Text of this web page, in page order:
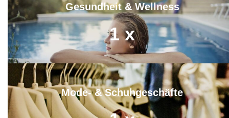
Gesundheit & Wellness
1 x
Mode- & Schuhgeschäfte